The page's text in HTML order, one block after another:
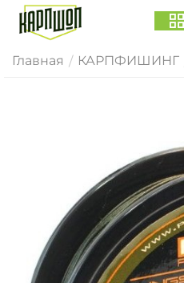
Главная / КАРПФИШИНГ